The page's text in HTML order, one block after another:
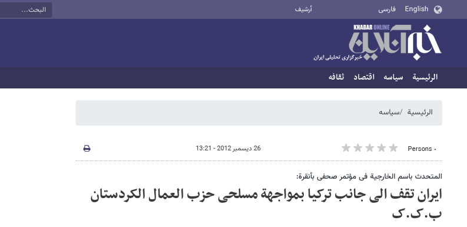
English فارسی أرشيف
الرئيسية سیاسه اقتصاد ثقافه
الرئيسية سیاسه
٠ Persons 26 ديسمبر 2012 - 13:21
المتحدث باسم الخارجیة فی مؤتمر صحفی بأنقرة:
ایران تقف الی جانب ترکیا بمواجهة مسلحی حزب العمال الکردستان
ب.ک.ک